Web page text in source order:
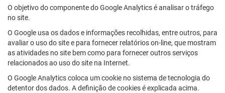
O objetivo do componente do Google Analytics é analisar o tráfego
no site.
O Google usa os dados e informações recolhidas, entre outros, para
avaliar o uso do site e para fornecer relatórios on-line, que mostram
as atividades no site bem como para fornecer outros serviços
relacionados ao uso do site na Internet.
O Google Analytics coloca um cookie no sistema de tecnologia do
detentor dos dados. A definição de cookies é explicada acima.